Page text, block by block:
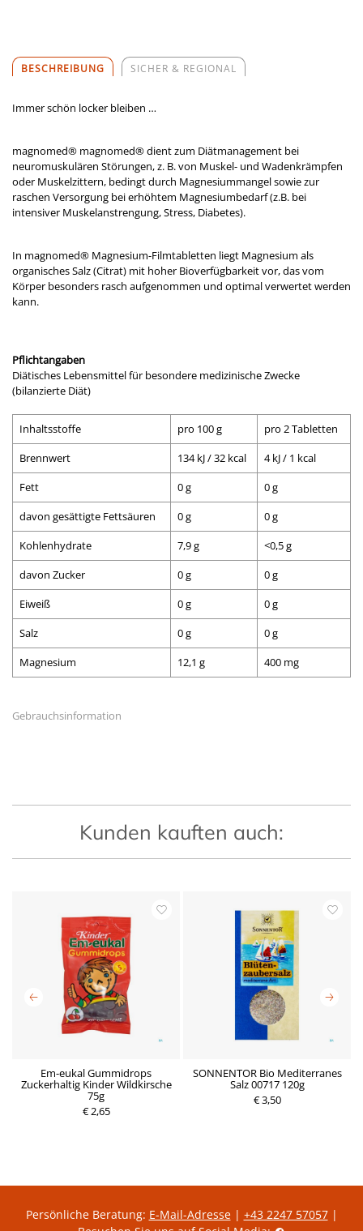
BESCHREIBUNG SICHER & REGIONAL
Immer schön locker bleiben …
magnomed® magnomed® dient zum Diätmanagement bei
neuromuskulären Störungen, z. B. von Muskel- und Wadenkrämpfen
oder Muskelzittern, bedingt durch Magnesiummangel sowie zur
raschen Versorgung bei erhöhtem Magnesiumbedarf (z.B. bei
intensiver Muskelanstrengung, Stress, Diabetes).
In magnomed® Magnesium-Filmtabletten liegt Magnesium als
organisches Salz (Citrat) mit hoher Bioverfügbarkeit vor, das vom
Körper besonders rasch aufgenommen und optimal verwertet werden
kann.
Pflichtangaben
Diätisches Lebensmittel für besondere medizinische Zwecke
(bilanzierte Diät)
Inhaltsstoffe pro 100 g
pro 2 Tabletten
Brennwert
134 kJ / 32 kcal
4 kJ / 1 kcal
Fett
0 g
0 g
davon gesättigte Fettsäuren
0 g
0 g
Kohlenhydrate
7,9 g
<0,5 g
davon Zucker
0 g
0 g
Eiweiß
0 g
0 g
Salz
0 g
0 g
Magnesium
12,1 g 400 mg
Gebrauchsinformation
Kunden kauften auch:
Em-eukal Gummidrops
Zuckerhaltig Kinder Wildkirsche
75g
€ 2,65
SONNENTOR Bio Mediterranes
Salz 00717 120g
€ 3,50
P
Persönliche Beratung: E-Mail-Adresse| +43 2247 57057|